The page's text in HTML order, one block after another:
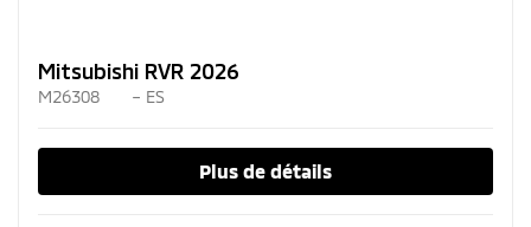
Mitsubishi RVR 2026
M26308 – ES
Plus de détails